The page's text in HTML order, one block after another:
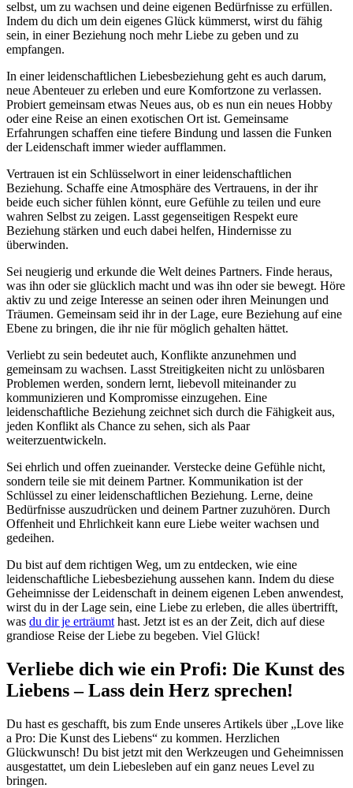
selbst, um zu wachsen und deine eigenen Bedürfnisse zu erfüllen.
Indem du dich um dein eigenes Glück kümmerst, wirst du fähig
sein, in einer Beziehung noch mehr Liebe zu geben und zu
empfangen.
In einer leidenschaftlichen Liebesbeziehung geht es auch darum,
neue Abenteuer zu erleben und eure Komfortzone zu verlassen.
Probiert gemeinsam etwas Neues aus, ob es nun ein neues Hobby
oder eine Reise an einen exotischen Ort ist. Gemeinsame
Erfahrungen schaffen eine tiefere Bindung und lassen die Funken
der Leidenschaft immer wieder aufflammen.
Vertrauen ist ein Schlüsselwort in einer leidenschaftlichen
Beziehung. Schaffe eine Atmosphäre des Vertrauens, in der ihr
beide euch sicher fühlen könnt, eure Gefühle zu teilen und eure
wahren Selbst zu zeigen. Lasst gegenseitigen Respekt eure
Beziehung stärken und euch dabei helfen, Hindernisse zu
überwinden.
Sei neugierig und erkunde die Welt deines Partners. Finde heraus,
was ihn oder sie glücklich macht und was ihn oder sie bewegt. Höre
aktiv zu und zeige Interesse an seinen oder ihren Meinungen und
Träumen. Gemeinsam seid ihr in der Lage, eure Beziehung auf eine
Ebene zu bringen, die ihr nie für möglich gehalten hättet.
Verliebt zu sein bedeutet auch, Konflikte anzunehmen und
gemeinsam zu wachsen. Lasst Streitigkeiten nicht zu unlösbaren
Problemen werden, sondern lernt, liebevoll miteinander zu
kommunizieren und Kompromisse einzugehen. Eine
leidenschaftliche Beziehung zeichnet sich durch die Fähigkeit aus,
jeden Konflikt als Chance zu sehen, sich als Paar
weiterzuentwickeln.
Sei ehrlich und offen zueinander. Verstecke deine Gefühle nicht,
sondern teile sie mit deinem Partner. Kommunikation ist der
Schlüssel zu einer leidenschaftlichen Beziehung. Lerne, deine
Bedürfnisse auszudrücken und deinem Partner zuzuhören. Durch
Offenheit und Ehrlichkeit kann eure Liebe weiter wachsen und
gedeihen.
Du bist auf dem richtigen Weg, um zu entdecken, wie eine
leidenschaftliche Liebesbeziehung aussehen kann. Indem du diese
Geheimnisse der Leidenschaft in deinem eigenen Leben anwendest,
wirst du in der Lage sein, eine Liebe zu erleben, die alles übertrifft,
was du dir je erträumt hast. Jetzt ist es an der Zeit, dich auf diese
grandiose Reise der Liebe zu begeben. Viel Glück!
Verliebe dich wie ein Profi: Die Kunst des
Liebens – Lass dein Herz sprechen!
Du hast es geschafft, bis zum Ende unseres Artikels über „Love like
a Pro: Die Kunst des Liebens“ zu kommen. Herzlichen
Glückwunsch! Du bist jetzt mit den Werkzeugen und Geheimnissen
ausgestattet, um dein Liebesleben auf ein ganz neues Level zu
bringen.